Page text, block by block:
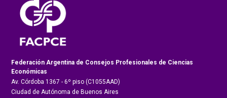
Federación Argentina de Consejos Profesionales de Ciencias
Económicas
Av. Córdoba 1367 - 6º piso (C1055AAD)
Ciudad de Autónoma de Buenos Aires